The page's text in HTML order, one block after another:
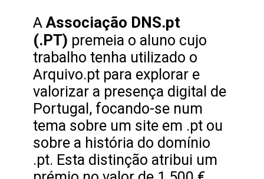
AAssociação DNS.pt
(.PT) premeia o aluno cujo
trabalho tenha utilizado o
Arquivo.pt para explorar e
valorizar a presença digital de
Portugal, focando-se num
tema sobre um site em .pt ou
sobre a história do domínio
.pt. Esta distinção atribui um